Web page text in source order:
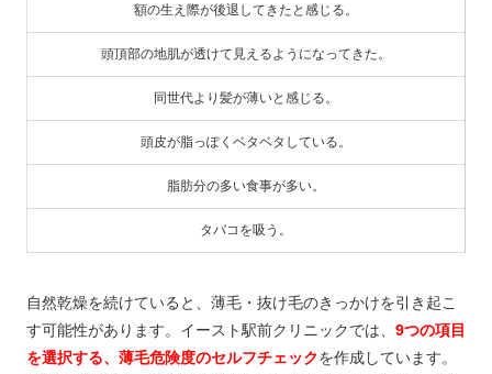
額の生え際が後退してきたと感じる。
頭頂部の地肌が透けて見えるようになってきた。
同世代より髪が薄いと感じる。
頭皮が脂っぽくベタベタしている。
脂肪分の多い食事が多い。
タバコを吸う。
自然乾燥を続けていると、薄毛・抜け毛のきっかけを引き起こ
す可能性があります。イースト駅前クリニックでは、 9つの項目
を選択する、薄毛危険度のセルフチェックを作成しています。